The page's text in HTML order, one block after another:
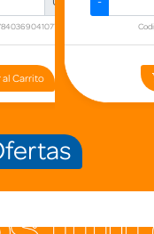
al Carrito